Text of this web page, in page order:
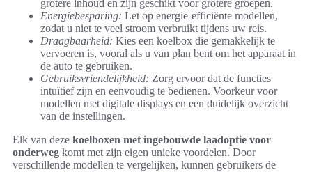
grotere inhoud en zijn geschikt voor grotere groepen.
Energiebesparing: Let op energie-efficiënte modellen,
zodat u niet te veel stroom verbruikt tijdens uw reis.
Draagbaarheid: Kies een koelbox die gemakkelijk te
vervoeren is, vooral als u van plan bent om het apparaat in
de auto te gebruiken.
Gebruiksvriendelijkheid: Zorg ervoor dat de functies
intuïtief zijn en eenvoudig te bedienen. Voorkeur voor
modellen met digitale displays en een duidelijk overzicht
van de instellingen.
Elk van deze koelboxen met ingebouwde laadoptie voor
onderweg komt met zijn eigen unieke voordelen. Door
verschillende modellen te vergelijken, kunnen gebruikers de